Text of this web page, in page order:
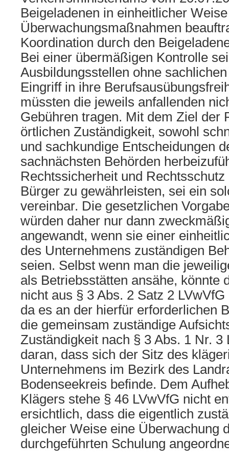
Beigeladenen in einheitlicher
Überwachungsmaßnahmen
Koordination durch den
Bei einer übermäßigen Kontrolle
Ausbildungsstellen ohne
Eingriff in ihre
müssten die jeweils anfallenden
Gebühren tragen. Mit dem Ziel der
örtlichen Zuständigkeit, sowohl
und sachkundige Entscheidungen
sachnächsten Behörden
Rechtssicherheit und
Bürger zu gewährleisten, sei ein
vereinbar. Die gesetzlichen
würden daher nur dann
angewandt, wenn sie einer
des Unternehmens zuständigen
seien. Selbst wenn man die
als Betriebsstätten ansähe, könnte
nicht aus § 3 Abs. 2 Satz 2
da es an der hierfür erforderlichen
die gemeinsam zuständige
Zuständigkeit nach § 3 Abs. 1 Nr. 3
daran, dass sich der Sitz des
Unternehmens im Bezirk des
Bodenseekreis befinde. Dem
Klägers stehe § 46 LVwVfG nicht
ersichtlich, dass die eigentlich
gleicher Weise eine Überwachung
durchgeführten Schulung